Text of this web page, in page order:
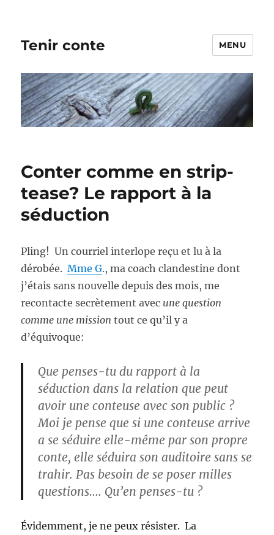
Tenir conte MENU
Conter comme en strip-
tease? Le rapport à la
séduction
Pling! Un courriel interlope reçu et lu à la
dérobée.Mme G., ma coach clandestine dont
j’étais sans nouvelle depuis des mois, me
recontacte secrètement avec une question
comme une mission tout ce qu’il y a
d’équivoque:
Que penses-tu du rapport à la
séduction dans la relation que peut
avoir une conteuse avec son public ?
Moi je pense que si une conteuse arrive
a se séduire elle-même par son propre
conte, elle séduira son auditoire sans se
trahir. Pas besoin de se poser milles
questions…. Qu’en penses-tu ?
Évidemment, je ne peux résister. La